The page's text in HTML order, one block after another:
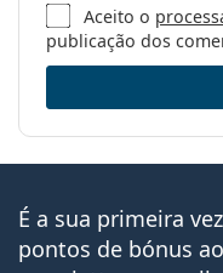
Marca:
Código:
Aceito o
publicação dos
É a sua primeira
pontos de bónus